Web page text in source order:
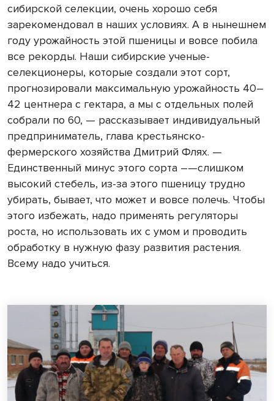
сибирской селекции, очень хорошо себя
зарекомендовал в наших условиях. А в нынешнем
году урожайность этой пшеницы и вовсе побила
все рекорды. Наши сибирские ученые-
селекционеры, которые создали этот сорт,
прогнозировали максимальную урожайность 40–
42 центнера с гектара, а мы с отдельных полей
собрали по 60, — рассказывает индивидуальный
предприниматель, глава крестьянско-
фермерского хозяйства Дмитрий Флях. —
Единственный минус этого сорта –—слишком
высокий стебель, из-за этого пшеницу трудно
убирать, бывает, что может и вовсе полечь. Чтобы
этого избежать, надо применять регуляторы
роста, но использовать их с умом и проводить
обработку в нужную фазу развития растения.
Всему надо учиться.